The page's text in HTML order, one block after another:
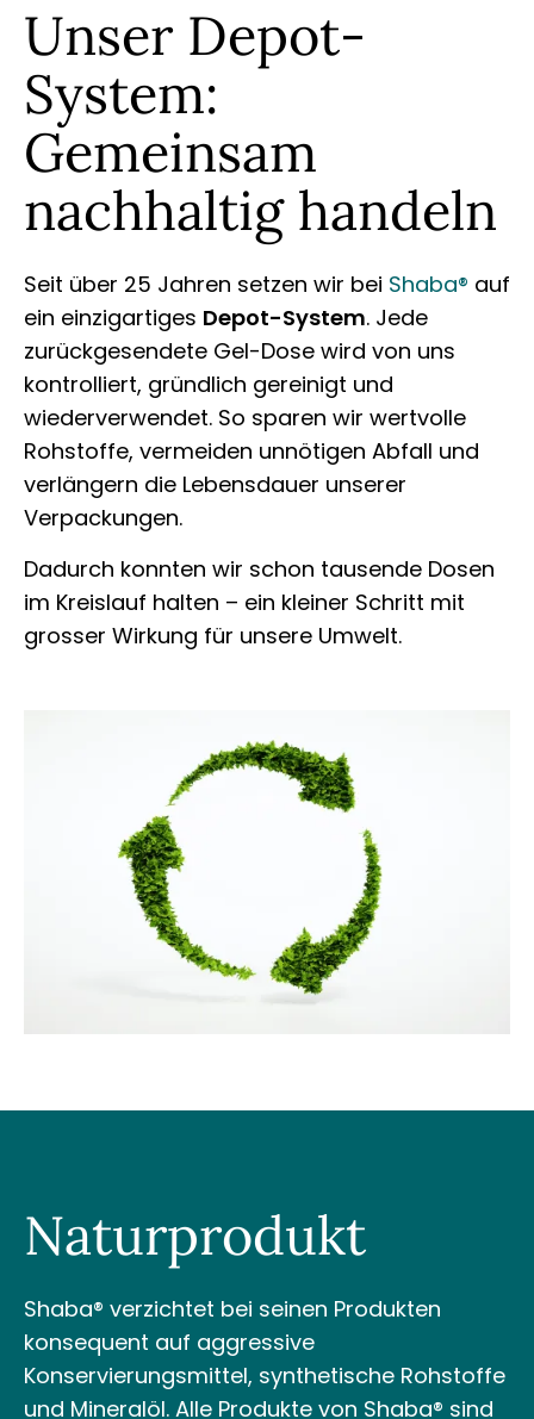
Unser Depot-
System:
Gemeinsam
nachhaltig handeln
Seit über 25 Jahren setzen wir bei Shaba® auf
ein einzigartiges Depot-System. Jede
zurückgesendete Gel-Dose wird von uns
kontrolliert, gründlich gereinigt und
wiederverwendet. So sparen wir wertvolle
Rohstoffe, vermeiden unnötigen Abfall und
verlängern die Lebensdauer unserer
Verpackungen.
Dadurch konnten wir schon tausende Dosen
im Kreislauf halten – ein kleiner Schritt mit
grosser Wirkung für unsere Umwelt.
Naturprodukt
Shaba® verzichtet bei seinen Produkten
konsequent auf aggressive
Konservierungsmittel, synthetische Rohstoffe
und Mineralöl. Alle Produkte von Shaba® sind